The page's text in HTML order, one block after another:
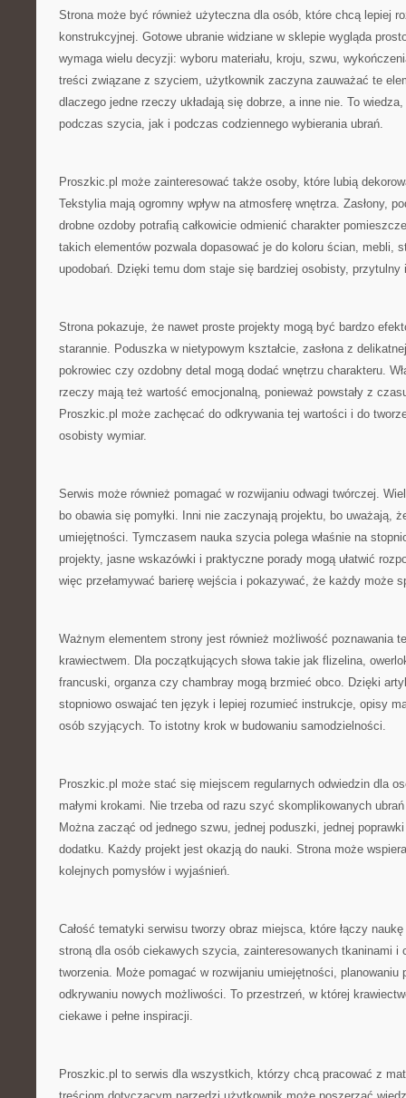
Strona może być również użyteczna dla osób, które chcą lepiej
konstrukcyjnej. Gotowe ubranie widziane w sklepie wygląda
wymaga wielu decyzji: wyboru materiału, kroju, szwu,
treści związane z szyciem, użytkownik zaczyna zauważać te
dlaczego jedne rzeczy układają się dobrze, a inne nie. To
podczas szycia, jak i podczas codziennego wybierania ubrań.
Proszkic.pl może zainteresować także osoby, które lubią
Tekstylia mają ogromny wpływ na atmosferę wnętrza. Zasłony,
drobne ozdoby potrafią całkowicie odmienić charakter
takich elementów pozwala dopasować je do koloru ścian, mebli,
upodobań. Dzięki temu dom staje się bardziej osobisty, przytulny
Strona pokazuje, że nawet proste projekty mogą być bardzo
starannie. Poduszka w nietypowym kształcie, zasłona z
pokrowiec czy ozdobny detal mogą dodać wnętrzu charakteru.
rzeczy mają też wartość emocjonalną, ponieważ powstały z
Proszkic.pl może zachęcać do odkrywania tej wartości i do
osobisty wymiar.
Serwis może również pomagać w rozwijaniu odwagi twórczej.
bo obawia się pomyłki. Inni nie zaczynają projektu, bo uważają,
umiejętności. Tymczasem nauka szycia polega właśnie na
projekty, jasne wskazówki i praktyczne porady mogą ułatwić
więc przełamywać barierę wejścia i pokazywać, że każdy może
Ważnym elementem strony jest również możliwość poznawania
krawiectwem. Dla początkujących słowa takie jak flizelina,
francuski, organza czy chambray mogą brzmieć obco. Dzięki
stopniowo oswajać ten język i lepiej rozumieć instrukcje, opisy
osób szyjących. To istotny krok w budowaniu samodzielności.
Proszkic.pl może stać się miejscem regularnych odwiedzin dla
małymi krokami. Nie trzeba od razu szyć skomplikowanych
Można zacząć od jednego szwu, jednej poduszki, jednej
dodatku. Każdy projekt jest okazją do nauki. Strona może
kolejnych pomysłów i wyjaśnień.
Całość tematyki serwisu tworzy obraz miejsca, które łączy
stroną dla osób ciekawych szycia, zainteresowanych tkaninami i
tworzenia. Może pomagać w rozwijaniu umiejętności, planowaniu
odkrywaniu nowych możliwości. To przestrzeń, w której
ciekawe i pełne inspiracji.
Proszkic.pl to serwis dla wszystkich, którzy chcą pracować z